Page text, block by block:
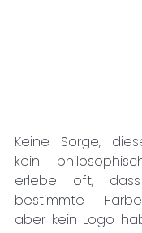
Keine Sorge,
kein
erlebe oft, dass
bestimmte
aber kein Logo